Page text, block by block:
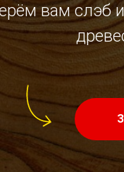
вам слэб